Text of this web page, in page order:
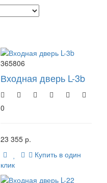
365806
Входная дверь L-3b
0
23 355 р.
Купить в один
клик